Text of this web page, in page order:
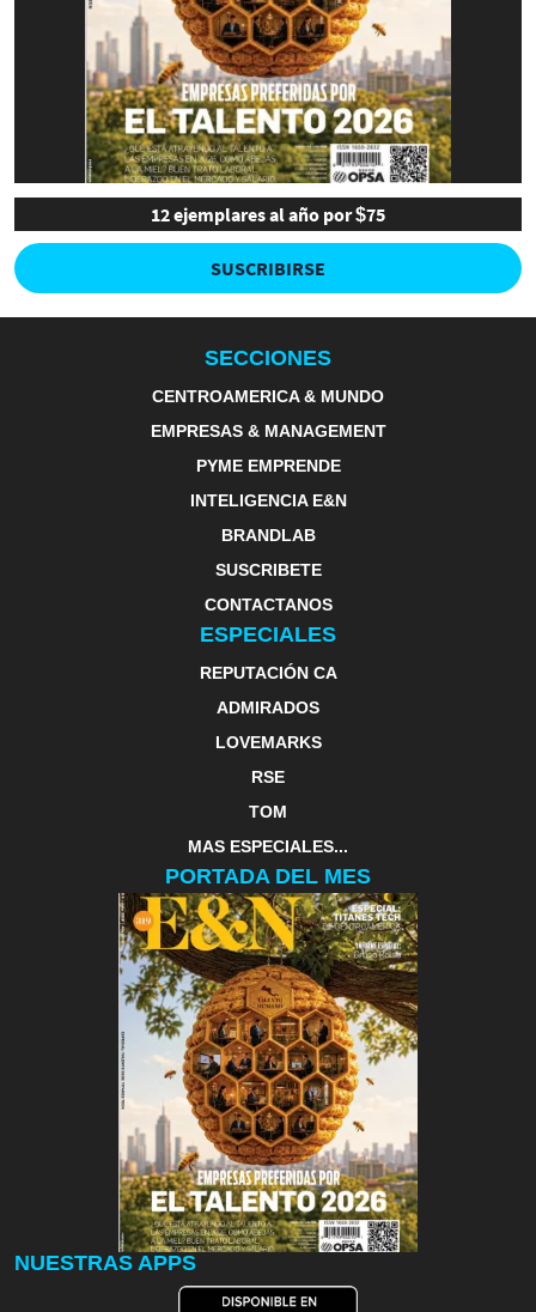
12 ejemplares al año por $75
SUSCRIBIRSE
SECCIONES
CENTROAMERICA & MUNDO
EMPRESAS & MANAGEMENT
PYME EMPRENDE
INTELIGENCIA E&N
BRANDLAB
SUSCRIBETE
CONTACTANOS
ESPECIALES
REPUTACIÓN CA
ADMIRADOS
LOVEMARKS
RSE
TOM
MAS ESPECIALES...
PORTADA DEL MES
NUESTRAS APPS